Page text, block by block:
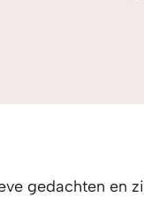
gedachten en